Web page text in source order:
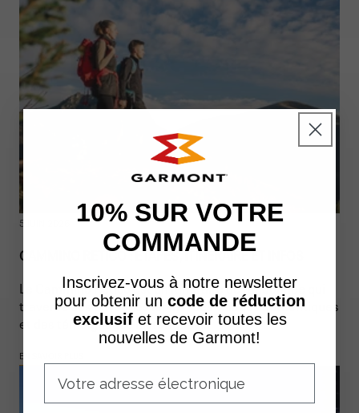
5 JUIN 2026
CAMMINO RETICO : ÉTAPES, ITINÉRAIRE ET INFOS
Le Cammino Retico est un itinéraire de randonnée qui
traverse des paysages alpins, des villages authentiques
et des témoignages historiques...
EN SAVOIR PLUS
10% SUR VOTRE
COMMANDE
Inscrivez-vous à notre newsletter
pour obtenir un code de réduction
exclusifet recevoir toutes les
nouvelles de Garmont!